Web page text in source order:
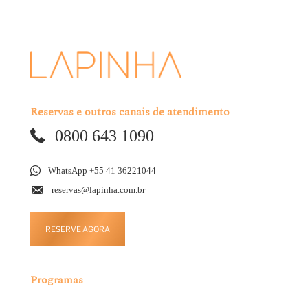
Reservas e outros canais de atendimento
0800 643 1090
WhatsApp +55 41 36221044
reservas@lapinha.com.br
RESERVE AGORA
Programas